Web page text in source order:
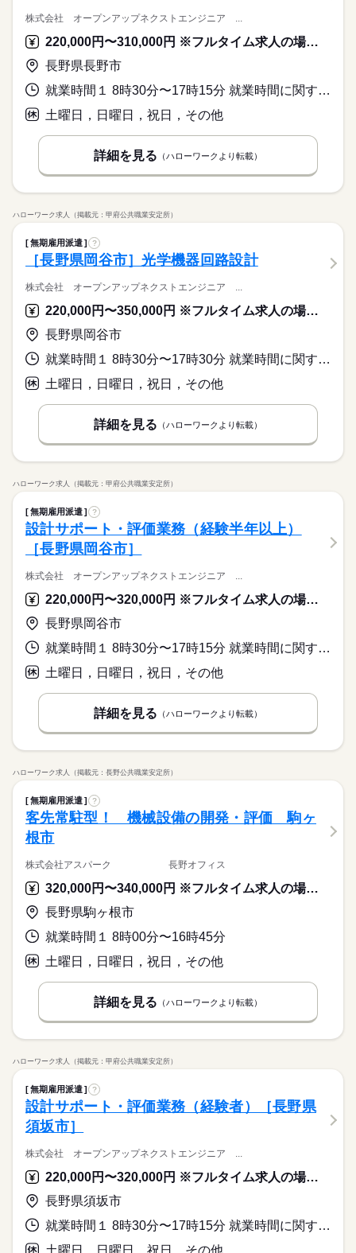
株式会社 オープンアップネクストエンジニア ...
220,000円〜310,000円 ※フルタイム求人の場合は月額（換算額）、パート求人の場合は時間額を表示しています。
長野県長野市
就業時間１ 8時30分〜17時15分 就業時間に関する特記事項 上記は本派遣先での就業時間となりますが、雇用契約は所定労働時
土曜日，日曜日，祝日，その他
詳細を見る （ハローワークより転載）
ハローワーク求人（掲載元：甲府公共職業安定所）
無期雇用派遣 ?
［長野県岡谷市］光学機器回路設計
株式会社 オープンアップネクストエンジニア ...
220,000円〜350,000円 ※フルタイム求人の場合は月額（換算額）、パート求人の場合は時間額を表示しています。
長野県岡谷市
就業時間１ 8時30分〜17時30分 就業時間に関する特記事項 上記は本派遣先での就業時間となりますが、雇用契約は所定労働時
土曜日，日曜日，祝日，その他
詳細を見る （ハローワークより転載）
ハローワーク求人（掲載元：甲府公共職業安定所）
無期雇用派遣 ?
設計サポート・評価業務（経験半年以上）
［長野県岡谷市］
株式会社 オープンアップネクストエンジニア ...
220,000円〜320,000円 ※フルタイム求人の場合は月額（換算額）、パート求人の場合は時間額を表示しています。
長野県岡谷市
就業時間１ 8時30分〜17時15分 就業時間に関する特記事項 上記は本派遣先での就業時間となりますが、雇用契約は所定労働時
土曜日，日曜日，祝日，その他
詳細を見る （ハローワークより転載）
ハローワーク求人（掲載元：長野公共職業安定所）
無期雇用派遣 ?
客先常駐型！ 機械設備の開発・評価 駒ヶ
根市
株式会社アスパーク 長野オフィス
320,000円〜340,000円 ※フルタイム求人の場合は月額（換算額）、パート求人の場合は時間額を表示しています。
長野県駒ヶ根市
就業時間１ 8時00分〜16時45分
土曜日，日曜日，祝日，その他
詳細を見る （ハローワークより転載）
ハローワーク求人（掲載元：甲府公共職業安定所）
無期雇用派遣 ?
設計サポート・評価業務（経験者）［長野県
須坂市］
株式会社 オープンアップネクストエンジニア ...
220,000円〜320,000円 ※フルタイム求人の場合は月額（換算額）、パート求人の場合は時間額を表示しています。
長野県須坂市
就業時間１ 8時30分〜17時15分 就業時間に関する特記事項 上記は本派遣先での就業時間となりますが、雇用契約は所定労働時
土曜日，日曜日，祝日，その他